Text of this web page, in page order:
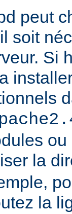
peut
soit
Si
la
la